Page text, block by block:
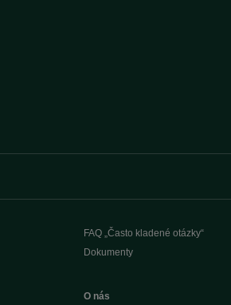
FAQ „Často kladené otázky“
Dokumenty
O nás